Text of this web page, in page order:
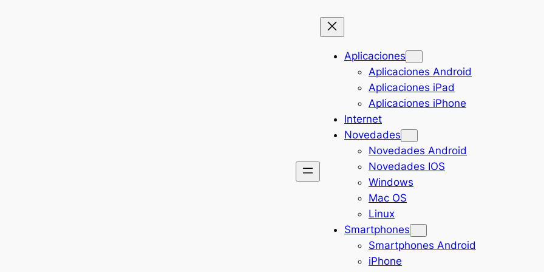
Aplicaciones
Aplicaciones Android
Aplicaciones iPad
Aplicaciones iPhone
Internet
Novedades
Novedades Android
Novedades IOS
Windows
Mac OS
Linux
Smartphones
Smartphones Android
iPhone